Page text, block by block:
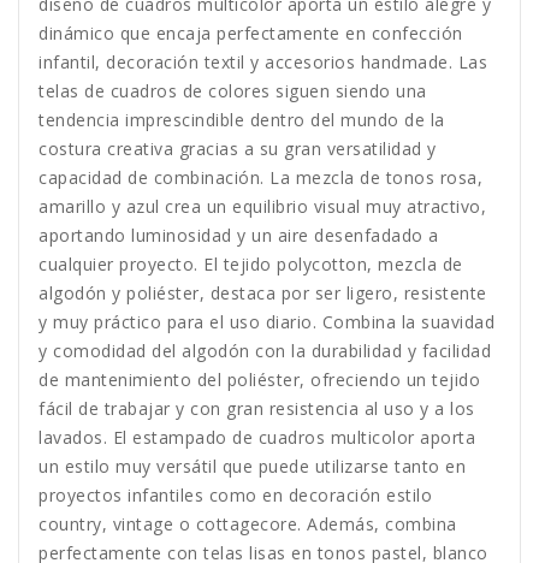
dinámico que encaja perfectamente en confección
infantil, decoración textil y accesorios handmade. Las
telas de cuadros de colores siguen siendo una
tendencia imprescindible dentro del mundo de la
costura creativa gracias a su gran versatilidad y
capacidad de combinación. La mezcla de tonos rosa,
amarillo y azul crea un equilibrio visual muy atractivo,
aportando luminosidad y un aire desenfadado a
cualquier proyecto. El tejido polycotton, mezcla de
algodón y poliéster, destaca por ser ligero, resistente
y muy práctico para el uso diario. Combina la suavidad
y comodidad del algodón con la durabilidad y facilidad
de mantenimiento del poliéster, ofreciendo un tejido
fácil de trabajar y con gran resistencia al uso y a los
lavados. El estampado de cuadros multicolor aporta
un estilo muy versátil que puede utilizarse tanto en
proyectos infantiles como en decoración estilo
country, vintage o cottagecore. Además, combina
perfectamente con telas lisas en tonos pastel, blanco